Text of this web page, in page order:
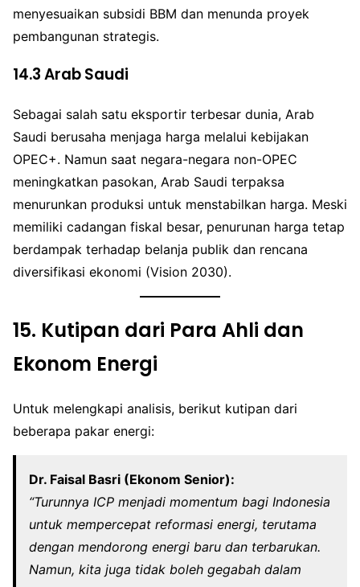
menyesuaikan subsidi BBM dan menunda proyek
pembangunan strategis.
14.3Arab Saudi
Sebagai salah satu eksportir terbesar dunia, Arab
Saudi berusaha menjaga harga melalui kebijakan
OPEC+. Namun saat negara-negara non-OPEC
meningkatkan pasokan, Arab Saudi terpaksa
menurunkan produksi untuk menstabilkan harga. Meski
memiliki cadangan fiskal besar, penurunan harga tetap
berdampak terhadap belanja publik dan rencana
diversifikasi ekonomi (Vision 2030).
15. Kutipan dari Para Ahli dan
Ekonom Energi
Untuk melengkapi analisis, berikut kutipan dari
beberapa pakar energi:
Dr. Faisal Basri (Ekonom Senior):
“Turunnya ICP menjadi momentum bagi Indonesia
untuk mempercepat reformasi energi, terutama
dengan mendorong energi baru dan terbarukan.
Namun, kita juga tidak boleh gegabah dalam